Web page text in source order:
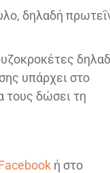
δηλαδή
υπάρχει στο
τους δώσει τη
ή στο